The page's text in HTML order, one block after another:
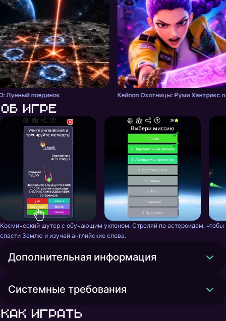
Лунный поединок Кейпоп
Об игре
Космический шутер с обучающим уклоном. Стреляй по астероидам, чтобы
спасти Землю и изучай английские слова.
Дополнительная информация
Системные требования
Как играть